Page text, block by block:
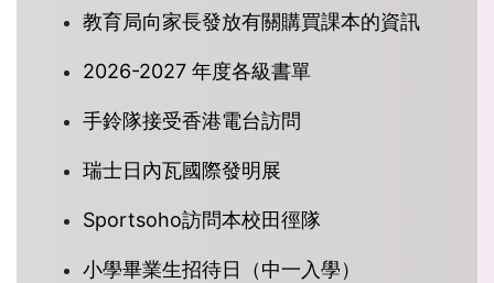
教育局向家長發放有關購買課本的資訊
2026-2027 年度各級書單
手鈴隊接受香港電台訪問
瑞士日內瓦國際發明展
Sportsoho訪問本校田徑隊
小學畢業生招待日（中一入學）